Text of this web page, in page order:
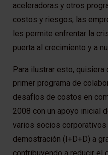
aceleradoras y otros
costos y riesgos, las
les permite enfrentar la
puerta al crecimiento y a
Para ilustrar esto, quisiera
primer programa de
desafíos de costos en
2008 con un apoyo inicial
varios socios corporativos
demostración (I+D+D) a
contribuyendo a reducir el